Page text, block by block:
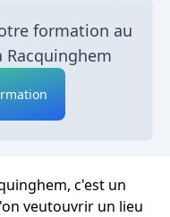
formation au
c'est un
veutouvrir un lieu